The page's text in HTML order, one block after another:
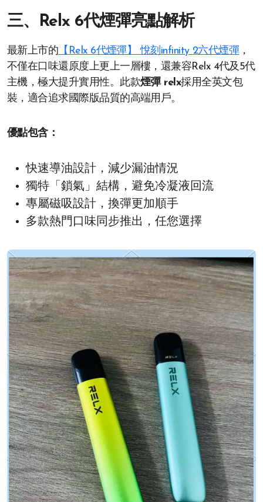
三、Relx 6代煙彈亮點解析
最新上市的 【Relx 6代煙彈】 悅刻infinity 2六代煙彈 ，
不僅在口味還原度上更上一層樓，還兼容Relx 4代及5代
主機，極大提升實用性。此款煙彈 relx採用全英文包
裝，適合追求國際版品質的高端用戶。
優點包含：
快速導油設計，減少漏油情況
獨特「鎖氣」結構，避免冷凝液回流
專屬磁吸設計，換彈更加順手
多款熱門口味同步推出，任您選擇